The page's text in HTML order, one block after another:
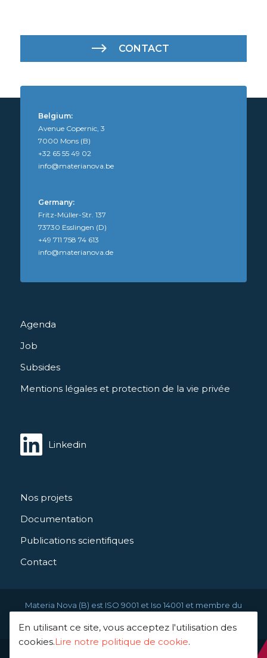
CONTACT
Nos projets
Documentation
Publications scientifiques
Contact
Agenda
Job
Subsides
Mentions légales et protection de la vie privée
Belgium:
Avenue Copernic, 3
7000 Mons (B)
+32 65 55 49 02
info@materianova.be
Germany:
Fritz-Müller-Str. 137
73730 Esslingen (D)
+49 711 758 74 613
info@materianova.de
Linkedin
Materia Nova (B) est ISO 9001 et Iso 14001 et membre du
En utilisant ce site, vous acceptez l'utilisation des
cookies.Lire notre politique de cookie.